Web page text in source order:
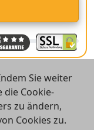
GmbH
Sie weiter
die Cookie-
zu ändern,
Cookies zu.